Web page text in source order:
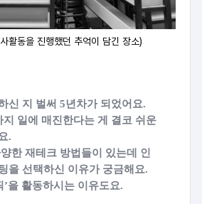
활동을 진행했던 추억이 담긴 장소)
신 지 벌써 5년차가 되었어요.
지 일에 매진한다는 게 결코 쉬운
.
한 재테크 방법들이 있는데 인
을 선택하신 이유가 궁금해요.
’을 활동하시는 이유도요.